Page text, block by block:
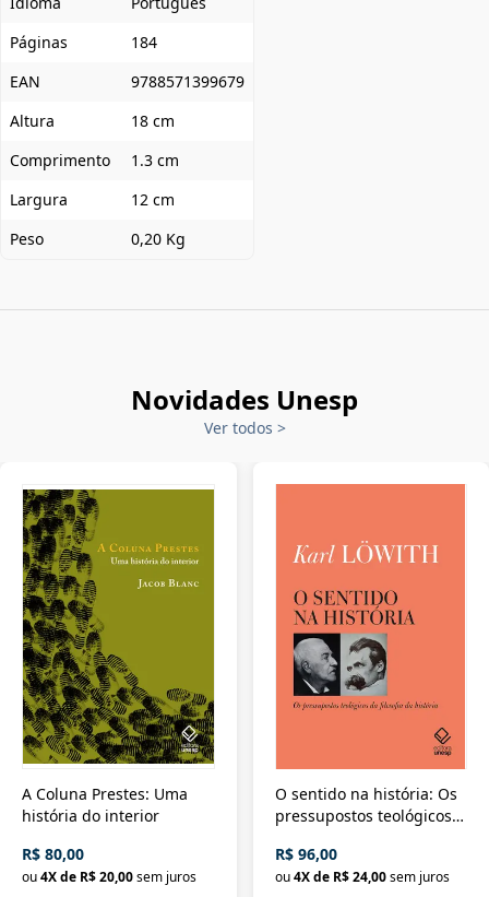
Páginas
184
EAN
9788571399679
Altura
18 cm
Comprimento
1.3 cm
Largura
12 cm
Peso
0,20 Kg
Novidades Unesp
Ver todos >
A Coluna Prestes: Uma
história do interior
R$ 80,00
ou4X de R$ 20,00sem juros
O sentido na história: Os
pressupostos teológicos
R$ 96,00
ou 4X de R$ 24,00 sem juros